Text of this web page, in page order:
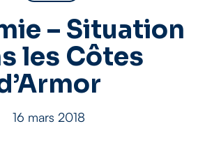
– Situation
les Côtes
16 mars 2018